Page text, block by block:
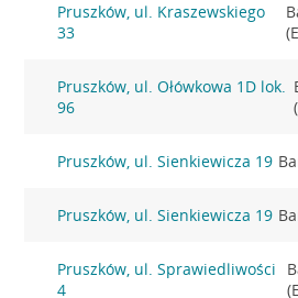
Pruszków, ul. Kraszewskiego
33
Pruszków, ul. Ołówkowa 1D lok.
96
Pruszków, ul. Sienkiewicza 19
Pruszków, ul. Sienkiewicza 19
Pruszków, ul. Sprawiedliwości
4